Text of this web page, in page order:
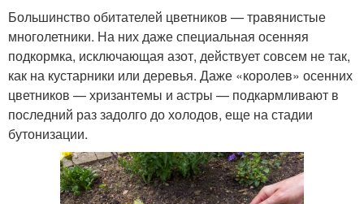
Большинство обитателей цветников — травянистые
многолетники. На них даже специальная осенняя
подкормка, исключающая азот, действует совсем не так,
как на кустарники или деревья. Даже «королев» осенних
цветников — хризантемы и астры — подкармливают в
последний раз задолго до холодов, еще на стадии
бутонизации.